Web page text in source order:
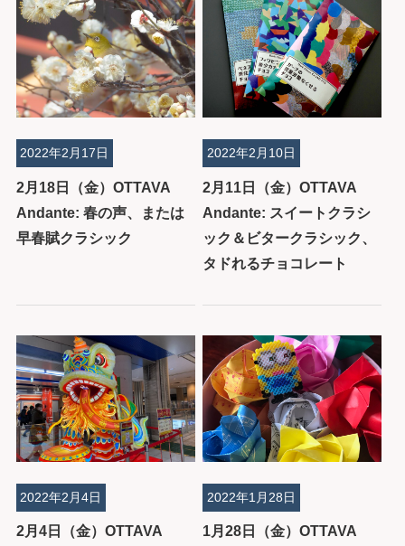
2月18日（金）OTTAVA
Andante: 春の声、または
早春賦クラシック
2022年2月17日
2月11日（金）OTTAVA
Andante: スイートクラシ
ック＆ビタークラシック、
タドれるチョコレート
2022年2月10日
2月4日（金）OTTAVA
2022年2月4日
1月28日（金）OTTAVA
2022年1月28日